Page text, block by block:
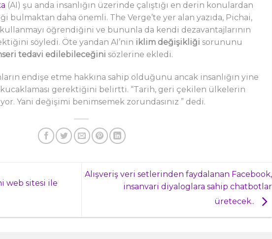
(AI) şu anda insanlığın üzerinde çalıştığı en derin konulardan
bulmaktan daha önemli. The Verge’te yer alan yazıda, Pichai,
kullanmayı öğrendiğini ve bununla da kendi dezavantajlarının
söyledi. Öte yandan AI’nin iklim değişikliği sorununu
tedavi edilebileceğini sözlerine ekledi.
endişe etme hakkına sahip olduğunu ancak insanlığın yine
gerektiğini belirtti. “Tarih, geri çekilen ülkelerin
Yani değişimi benimsemek zorundasınız ” dedi.
web sitesi ile
Alışveriş veri setlerinden faydalanan Facebook,
insanvari diyaloglara sahip chatbotlar
üretecek..